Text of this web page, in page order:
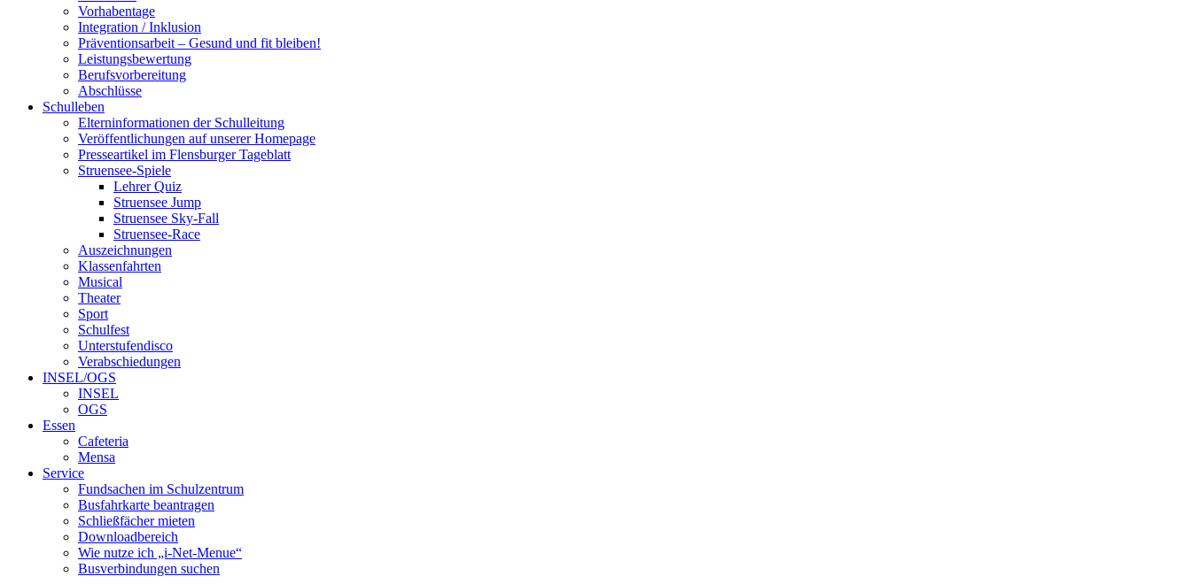
Vorhabentage
Integration / Inklusion
Präventionsarbeit – Gesund und fit bleiben!
Leistungsbewertung
Berufsvorbereitung
Abschlüsse
Schulleben
Elterninformationen der Schulleitung
Veröffentlichungen auf unserer Homepage
Presseartikel im Flensburger Tageblatt
Struensee-Spiele
Lehrer Quiz
Struensee Jump
Struensee Sky-Fall
Struensee-Race
Auszeichnungen
Klassenfahrten
Musical
Theater
Sport
Schulfest
Unterstufendisco
Verabschiedungen
INSEL/OGS
INSEL
OGS
Essen
Cafeteria
Mensa
Service
Fundsachen im Schulzentrum
Busfahrkarte beantragen
Schließfächer mieten
Downloadbereich
Wie nutze ich „i-Net-Menue“
Busverbindungen suchen